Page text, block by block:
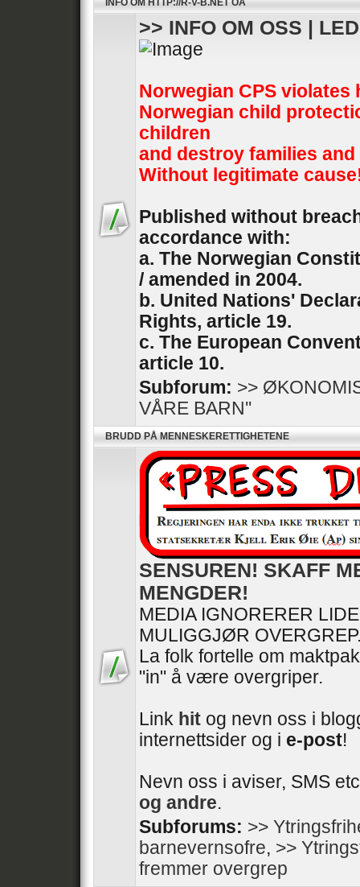
INFO OM HTTP://R-V-B.NET OA
>> INFO OM OSS |
Norwegian CPS violates
Norwegian child
children
and destroy families
Without legitimate
Published without
accordance with:
a. The Norwegian
/ amended in 2004.
b. United Nations'
Rights, article 19.
c. The European
article 10.
Subforum: >>
VÅRE BARN''
BRUDD PÅ MENNESKERETTIGHETENE
SENSUREN! SKAFF
MENGDER!
MEDIA IGNORERER
MULIGGJØR
La folk fortelle om
"in" å være overgriper.
Link hit og nevn oss i
internettsider og i e-post!
Nevn oss i aviser, SMS
og andre.
Subforums: >>
barnevernsofre, >>
fremmer overgrep